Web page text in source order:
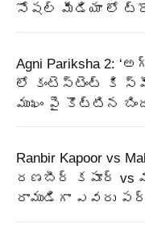
సోషల్ మీడియా లో
Agni Pariksha 2:
లో కంటెస్టెంట్ కి
ముఖం పై కొట్టిన
Ranbir Kapoor vs
రణబీర్ కపూర్ vs
రాముడిగా ఎవరు